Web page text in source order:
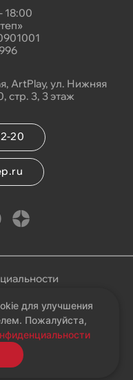
18:00
ArtPlay, ул. Нижняя
стр. 3, 3 этаж
20
данных
для улучшения
Пожалуйста,